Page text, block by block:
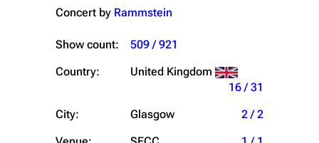
Concert by Rammstein
Show count:
509 / 921
Country:
United Kingdom
16 / 31
City:
Glasgow
2 / 2